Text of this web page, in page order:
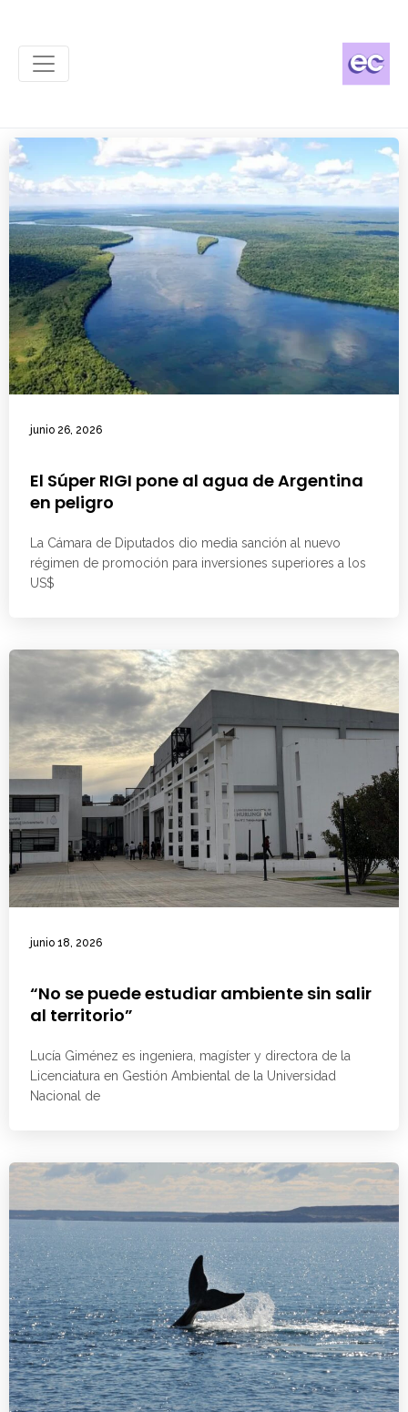
junio 26, 2026
El Súper RIGI pone al agua de Argentina
en peligro
La Cámara de Diputados dio media sanción al nuevo
régimen de promoción para inversiones superiores a los
US$
junio 18, 2026
“No se puede estudiar ambiente sin salir
al territorio”
Lucía Giménez es ingeniera, magíster y directora de la
Licenciatura en Gestión Ambiental de la Universidad
Nacional de